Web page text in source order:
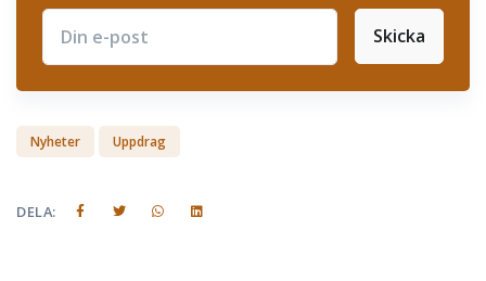
Subscribe
Skicka
Nyheter Uppdrag
DELA: